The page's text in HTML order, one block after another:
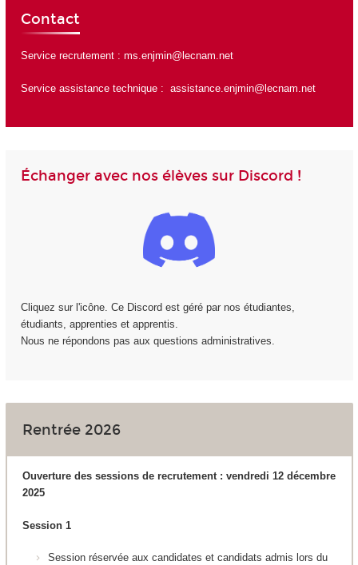
Contact
Service recrutement : ms.enjmin@lecnam.net
Service assistance technique : assistance.enjmin@lecnam.net
Échanger avec nos élèves sur Discord !
Cliquez sur l'icône. Ce Discord est géré par nos étudiantes,
étudiants, apprenties et apprentis.
Nous ne répondons pas aux questions administratives.
Rentrée 2026
Ouverture des sessions de recrutement : vendredi 12 décembre
2025
Session 1
Session réservée aux candidates et candidats admis lors du